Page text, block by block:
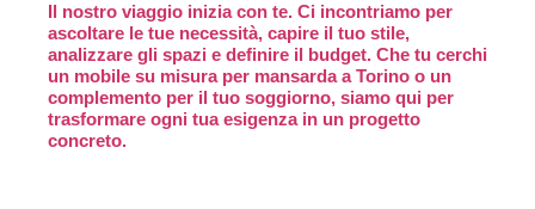
Il nostro viaggio inizia con te. Ci incontriamo per
ascoltare le tue necessità, capire il tuo stile,
analizzare gli spazi e definire il budget. Che tu cerchi
un mobile su misura per mansarda a Torino o un
complemento per il tuo soggiorno, siamo qui per
trasformare ogni tua esigenza in un progetto
concreto.